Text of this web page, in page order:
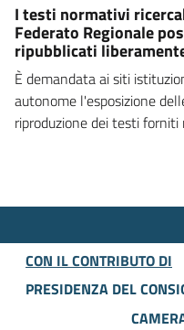
I testi normativi
Federato Regionale
ripubblicati
È demandata ai siti
autonome l'esposizione
riproduzione dei testi
CON IL CONTRIBUTO DI
PRESIDENZA DEL